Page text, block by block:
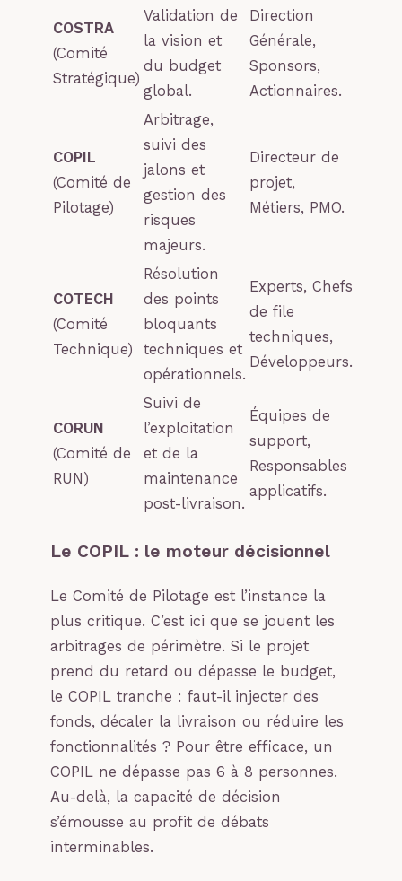
COSTRA
(Comité
Stratégique)
Validation de
la vision et
du budget
global.
Direction
Générale,
Sponsors,
Actionnaires.
COPIL
(Comité de
Pilotage)
Arbitrage,
suivi des
jalons et
gestion des
risques
majeurs.
Directeur de
projet,
Métiers, PMO.
COTECH
(Comité
Technique)
Résolution
des points
bloquants
techniques et
opérationnels.
Experts, Chefs
de file
techniques,
Développeurs.
CORUN
(Comité de
RUN)
Suivi de
l’exploitation
et de la
maintenance
post-livraison.
Équipes de
support,
Responsables
applicatifs.
Le COPIL : le moteur décisionnel
Le Comité de Pilotage est l’instance la
plus critique. C’est ici que se jouent les
arbitrages de périmètre. Si le projet
prend du retard ou dépasse le budget,
le COPIL tranche : faut-il injecter des
fonds, décaler la livraison ou réduire les
fonctionnalités ? Pour être efficace, un
COPIL ne dépasse pas 6 à 8 personnes.
Au-delà, la capacité de décision
s’émousse au profit de débats
interminables.